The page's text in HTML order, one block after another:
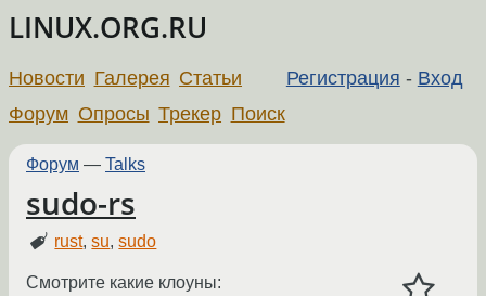
LINUX.ORG.RU
Регистрация - Вход
Новости Галерея Статьи
Форум Опросы Трекер Поиск
Форум — Talks
sudo-rs
rust,su,sudo
Смотрите какие клоуны: